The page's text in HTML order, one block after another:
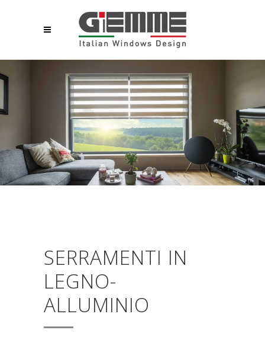
SERRAMENTI IN
LEGNO-
ALLUMINIO